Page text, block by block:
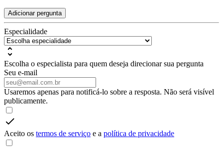
Adicionar pergunta
Especialidade
Escolha o especialista para quem deseja direcionar sua pergunta
Seu e-mail
Usaremos apenas para notificá-lo sobre a resposta. Não será visível
publicamente.
Aceito os termos de serviço e a política de privacidade